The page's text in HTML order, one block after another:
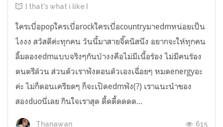
{ that's what i like }
ใครเบื่อpopใครเบื่อrockใครเบื่อcountryมาedmหน่อยเป็น
ไงงง สวัสดีค่ะทุกคน วันนี้มาสายจี๊ดนิสนึง อยากจะให้ทุกคน
ลิ้มลองedmแบบจริงๆกันบ้างงคือไม่มีเนื้อร้อง ไม่มีคนร้อง
ดนตรีล้วน ส่วนตัวเราฟังตอนตัวเองเฉื่อยๆ หมดenergyอะ
ค่ะ ไม่ก็ตอนเครียดๆ ก็จะเปิดedmฟัง(?) เราแนะนำของ
สองduoนี่เลย กินใจเราสุด ตื้ดตื้ดดดด...
Thanawan 615